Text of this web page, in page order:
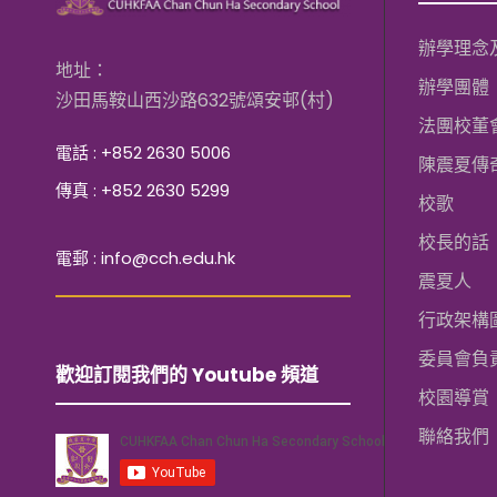
地址：
沙田馬鞍山西沙路632號頌安邨(村)
電話 : +852 2630 5006
傳真 : +852 2630 5299
電郵 : info@cch.edu.hk
歡迎訂閱我們的 Youtube 頻道
辦學理念
辦學團體
法團校董
陳震夏傳
校歌
校長的話
震夏人
行政架構
委員會負
校園導賞
聯絡我們